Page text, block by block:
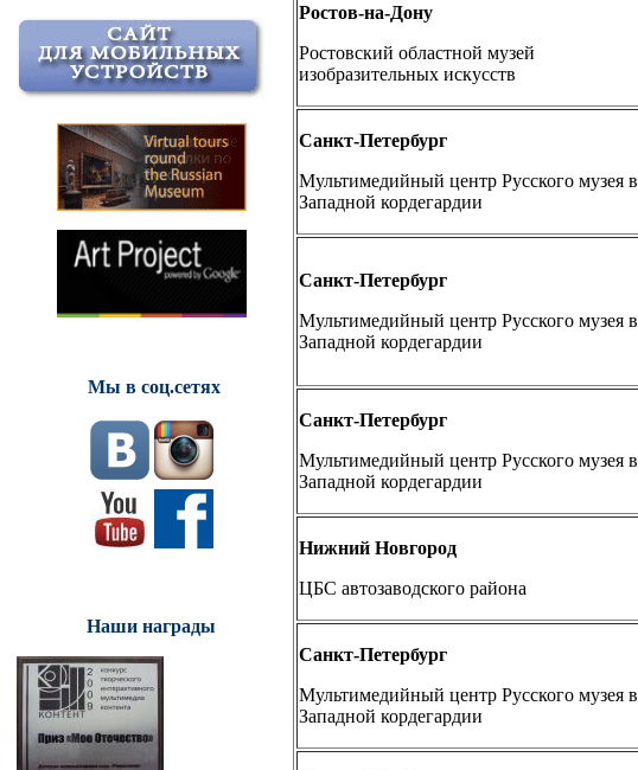
Мы в соц.сетях
Наши награды
Ростов-на-Дону
Ростовский областной музей
изобразительных искусств
Санкт-Петербург
Мультимедийный центр Русского музея в
Западной кордегардии
Санкт-Петербург
Мультимедийный центр Русского музея в
Западной кордегардии
Санкт-Петербург
Мультимедийный центр Русского музея в
Западной кордегардии
Нижний Новгород
ЦБС автозаводского района
Санкт-Петербург
Мультимедийный центр Русского музея в
Западной кордегардии